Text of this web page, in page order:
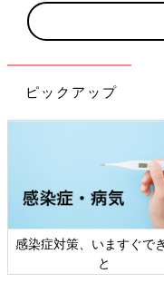
ピックアップ
日本外来小児科学会リー
ト検討会